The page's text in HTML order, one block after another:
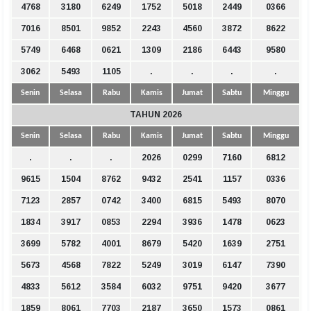
4768 3180 6249 1752 5018 2449 0366
7016 8501 9852 2243 4560 3872 8622
5749 6468 0621 1309 2186 6443 9580
3062 5493 1105 . . . .
Senin Selasa Rabu Kamis Jumat Sabtu Minggu
TAHUN 2026
Senin Selasa Rabu Kamis Jumat Sabtu Minggu
. . . 2026 0299 7160 6812
9615 1504 8762 9432 2541 1157 0336
7123 2857 0742 3400 6815 5493 8070
1834 3917 0853 2294 3936 1478 0623
3699 5782 4001 8679 5420 1639 2751
5673 4568 7822 5249 3019 6147 7390
4833 5612 3584 6032 9751 9420 3677
1859 8061 7703 2187 3650 1573 0861